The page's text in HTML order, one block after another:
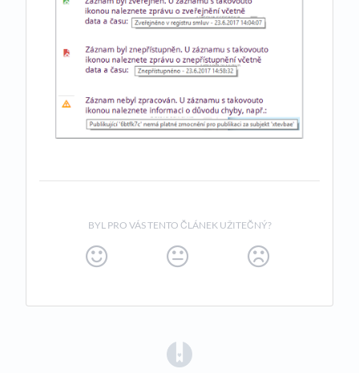
BYL PRO VÁS TENTO ČLÁNEK UŽITEČNÝ?